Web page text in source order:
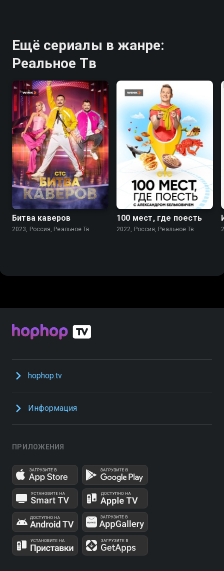
Ещё сериалы в жанре:
Реальное Тв
8.1
Битва каверов
2023, Россия, Реальное Тв
8.8
100 мест, где поесть
2022, Россия, Реальное Тв
hophop.tv
Информация
ПРИЛОЖЕНИЯ